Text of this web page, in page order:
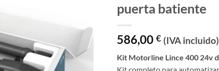
puerta batiente
586,00 € (IVA incluido)
Kit Motorline Lince 400 24v